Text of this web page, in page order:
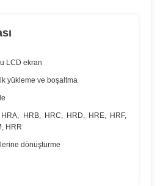
LCD ekran
yükleme ve boşaltma
HRB, HRC, HRD, HRE, HRF,
HRR
dönüştürme